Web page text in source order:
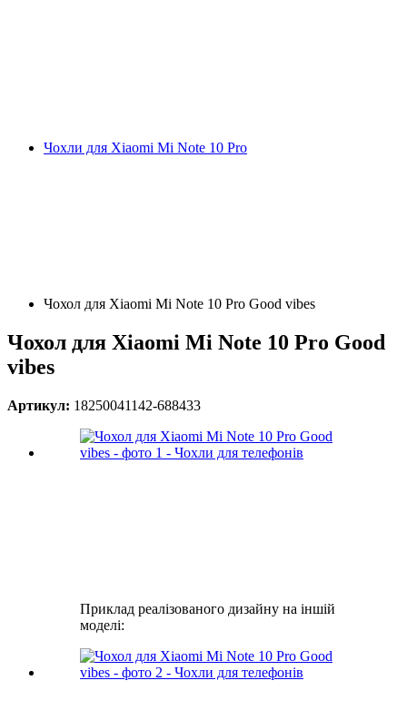
Чохли для Xiaomi Mi Note 10 Pro
Чохол для Xiaomi Mi Note 10 Pro Good vibes
Чохол для Xiaomi Mi Note 10 Pro Good
vibes
Артикул: 18250041142-688433
Приклад реалізованого дизайну на іншій
моделі: